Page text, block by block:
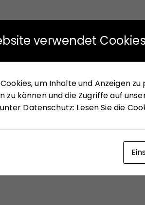
verwendet Cookies
um Inhalte und Anzeigen
zu können und die Zugriffe auf
Datenschutz: Lesen Sie die